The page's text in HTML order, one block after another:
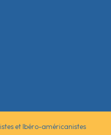
et Ibéro-américanistes